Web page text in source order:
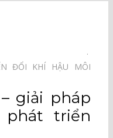
ĐỔI KHÍ HẬU⠀
MÔI
– giải pháp
triển